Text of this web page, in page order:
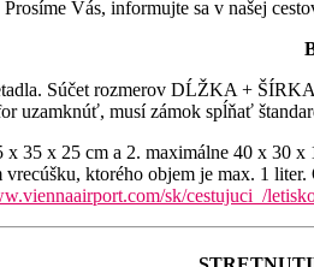
Prosíme Vás, informujte sa v našej
Súčet rozmerov DĹŽKA +
uzamknúť, musí zámok spĺňať
35 x 25 cm a 2. maximálne 40 x 30
ktorého objem je max. 1
sk/cestujuci_/